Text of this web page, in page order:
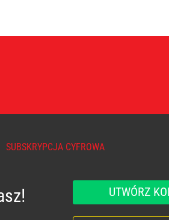
SUBSKRYPCJA CYFROWA
UTWÓRZ